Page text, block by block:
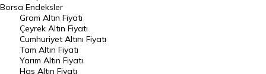
Raporlar
Endeksler
DÖVİZ
Borsa Endeksler
Gram Altın Fiyatı
Çeyrek Altın Fiyatı
Cumhuriyet Altını Fiyatı
Tam Altın Fiyatı
Yarım Altın Fiyatı
Has Altın Fiyatı